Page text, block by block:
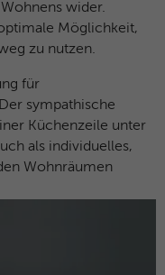
wider.
Möglichkeit,
zu nutzen.
für
sympathische
Küchenzeile unter
als individuelles,
Wohnräumen
eines
Clarity-